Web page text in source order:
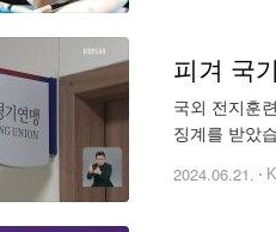
피겨 국
국외 전지훈
징계를 받았습니
2024.06.21.